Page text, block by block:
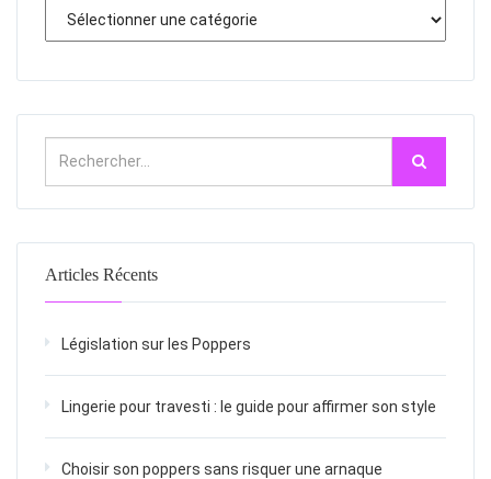
Articles Récents
Législation sur les Poppers
Lingerie pour travesti : le guide pour affirmer son style
Choisir son poppers sans risquer une arnaque